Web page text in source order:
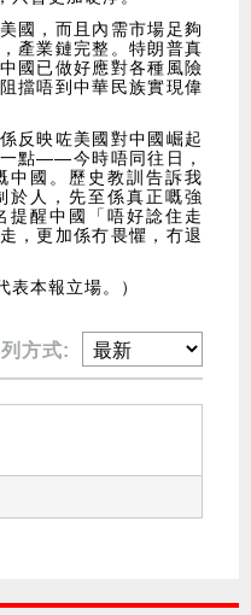
國，而且內需市場足夠
產業鏈完整。特朗普真
國已做好應對各種風險
擋唔到中華民族實現偉
反映咗美國對中國崛起
點——今時唔同往日，
中國。歷史教訓告訴我
於人，先至係真正嘅強
提醒中國「唔好諗住走
，更加係冇畏懼，冇退
表本報立場。）
方式: